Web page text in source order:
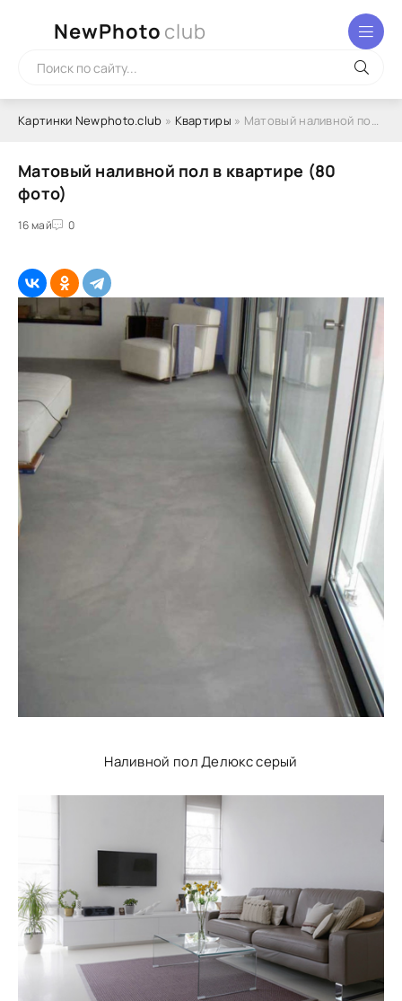
NewPhoto club
Картинки Newphoto.club » Квартиры » Матовый наливной пол в квартире (80 фото)
Матовый наливной пол в квартире (80
фото)
16 май 0
Наливной пол Делюкс серый